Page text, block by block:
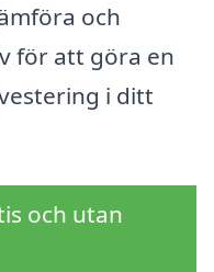
och
för att göra en
i ditt
och utan